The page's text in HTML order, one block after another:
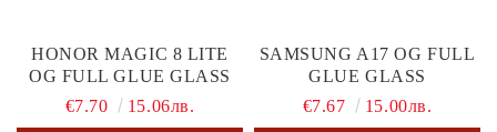
HONOR MAGIC 8 LITE
OG FULL GLUE GLASS
€7.70
15.06лв.
SAMSUNG A17 OG FULL
GLUE GLASS
€7.67
15.00лв.